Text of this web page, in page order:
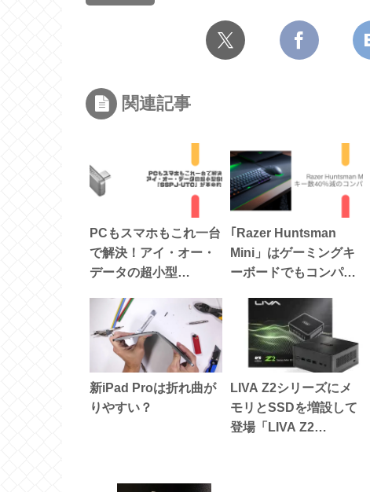
関連記事
PCもスマホもこれ一台
で解決！アイ・オー・
データの超小型
ーズ」が革命的
｢Razer Huntsman
Mini」はゲーミングキ
ーボードでもコンパク
新iPad Proは折れ曲が
りやすい？
LIVA Z2シリーズにメ
モリとSSDを増設して
登場「LIVA Z2